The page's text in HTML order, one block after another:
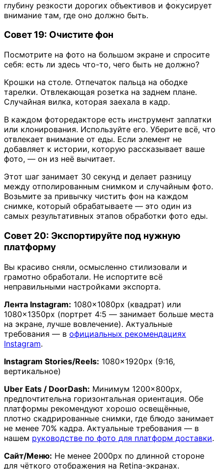
глубину резкости дорогих объективов и фокусирует
внимание там, где оно должно быть.
Совет 19: Очистите фон
Посмотрите на фото на большом экране и спросите
себя: есть ли здесь что-то, чего быть не должно?
Крошки на столе. Отпечаток пальца на ободке
тарелки. Отвлекающая розетка на заднем плане.
Случайная вилка, которая заехала в кадр.
В каждом фоторедакторе есть инструмент заплатки
или клонирования. Используйте его. Уберите всё, что
отвлекает внимание от еды. Если элемент не
добавляет к истории, которую рассказывает ваше
фото, — он из неё вычитает.
Этот шаг занимает 30 секунд и делает разницу
между отполированным снимком и случайным фото.
Возьмите за привычку чистить фон на каждом
снимке, который обрабатываете — это один из
самых результативных этапов обработки фото еды.
Совет 20: Экспортируйте под нужную
платформу
Вы красиво сняли, осмысленно стилизовали и
грамотно обработали. Не испортите всё
неправильными настройками экспорта.
Лента Instagram: 1080×1080px (квадрат) или
1080×1350px (портрет 4:5 — занимает больше места
на экране, лучше вовлечение). Актуальные
требования — в официальных рекомендациях
Instagram.
Instagram Stories/Reels: 1080×1920px (9:16,
вертикальное)
Uber Eats / DoorDash: Минимум 1200×800px,
предпочтительна горизонтальная ориентация. Обе
платформы рекомендуют хорошо освещённые,
плотно скадрированные снимки, где блюдо занимает
не менее 70% кадра. Актуальные требования — в
нашем руководстве по фото для платформ доставки.
Сайт/Меню: Не менее 2000px по длинной стороне
для чёткого отображения на Retina-экранах.